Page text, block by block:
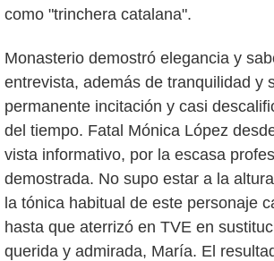
como "trinchera catalana".
Monasterio demostró elegancia y
entrevista, además de tranquilidad y
permanente incitación y casi
del tiempo. Fatal Mónica López
vista informativo, por la escasa
demostrada. No supo estar a la
la tónica habitual de este personaje
hasta que aterrizó en TVE en
querida y admirada, María. El